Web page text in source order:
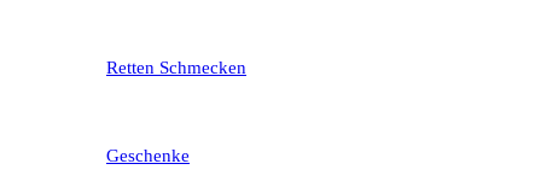
Retten Schmecken
Geschenke